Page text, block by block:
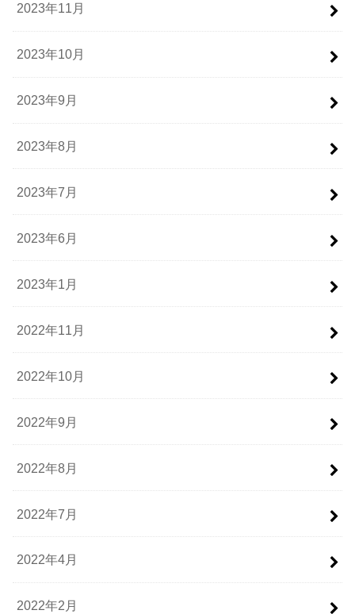
2023年11月
2023年10月
2023年9月
2023年8月
2023年7月
2023年6月
2023年1月
2022年11月
2022年10月
2022年9月
2022年8月
2022年7月
2022年4月
2022年2月